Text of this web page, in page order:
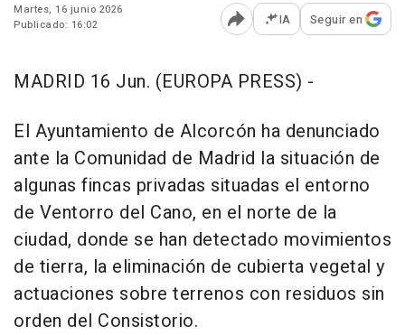
Martes, 16 junio 2026
Publicado: 16:02
Abrir opciones para
IA Seguir en
MADRID 16 Jun. (EUROPA PRESS) -
El Ayuntamiento de Alcorcón ha denunciado
ante la Comunidad de Madrid la situación de
algunas fincas privadas situadas el entorno
de Ventorro del Cano, en el norte de la
ciudad, donde se han detectado movimientos
de tierra, la eliminación de cubierta vegetal y
actuaciones sobre terrenos con residuos sin
orden del Consistorio.